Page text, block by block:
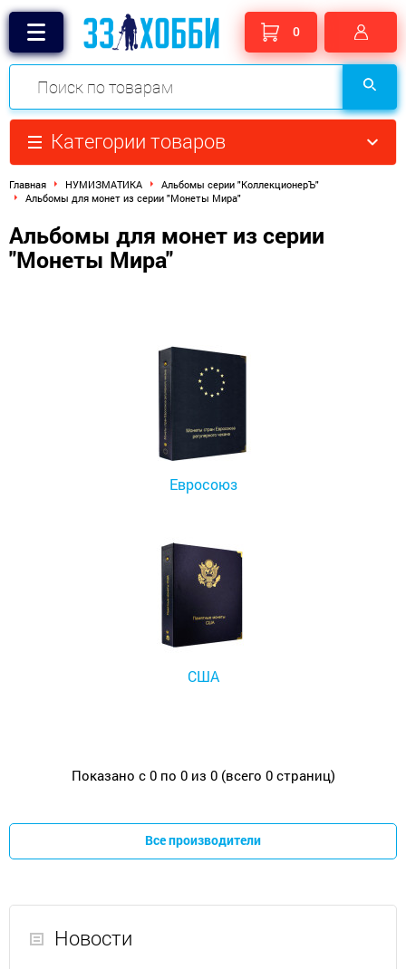
0
Категории товаров
Главная НУМИЗМАТИКА
Альбомы серии "КоллекционерЪ"
Альбомы для монет из серии "Монеты Мира"
Альбомы для монет из серии
"Монеты Мира"
Евросоюз
США
Показано с 0 по 0 из 0 (всего 0 страниц)
Все производители
Новости